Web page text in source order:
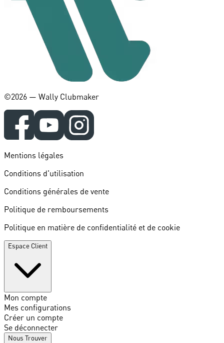
©️2026 — Wally Clubmaker
Mentions légales
Conditions d'utilisation
Conditions générales de vente
Politique de remboursements
Politique en matière de confidentialité et de cookie
Espace Client
Mon compte
Mes configurations
Créer un compte
Se déconnecter
Nous Trouver